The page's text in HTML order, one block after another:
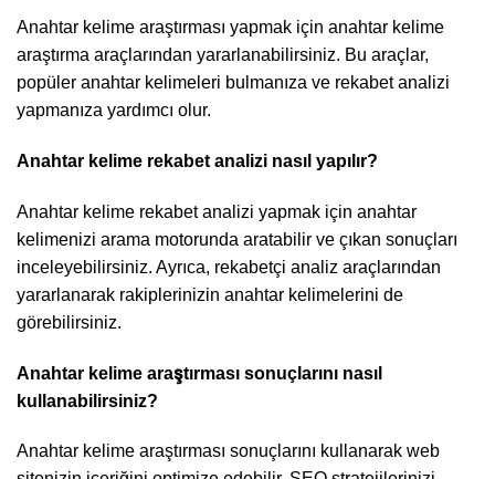
Anahtar kelime araştırması yapmak için anahtar kelime
araştırma araçlarından yararlanabilirsiniz. Bu araçlar,
popüler anahtar kelimeleri bulmanıza ve rekabet analizi
yapmanıza yardımcı olur.
Anahtar kelime rekabet analizi nasıl yapılır?
Anahtar kelime rekabet analizi yapmak için anahtar
kelimenizi arama motorunda aratabilir ve çıkan sonuçları
inceleyebilirsiniz. Ayrıca, rekabetçi analiz araçlarından
yararlanarak rakiplerinizin anahtar kelimelerini de
görebilirsiniz.
Anahtar kelime araştırması sonuçlarını nasıl
kullanabilirsiniz?
Anahtar kelime araştırması sonuçlarını kullanarak web